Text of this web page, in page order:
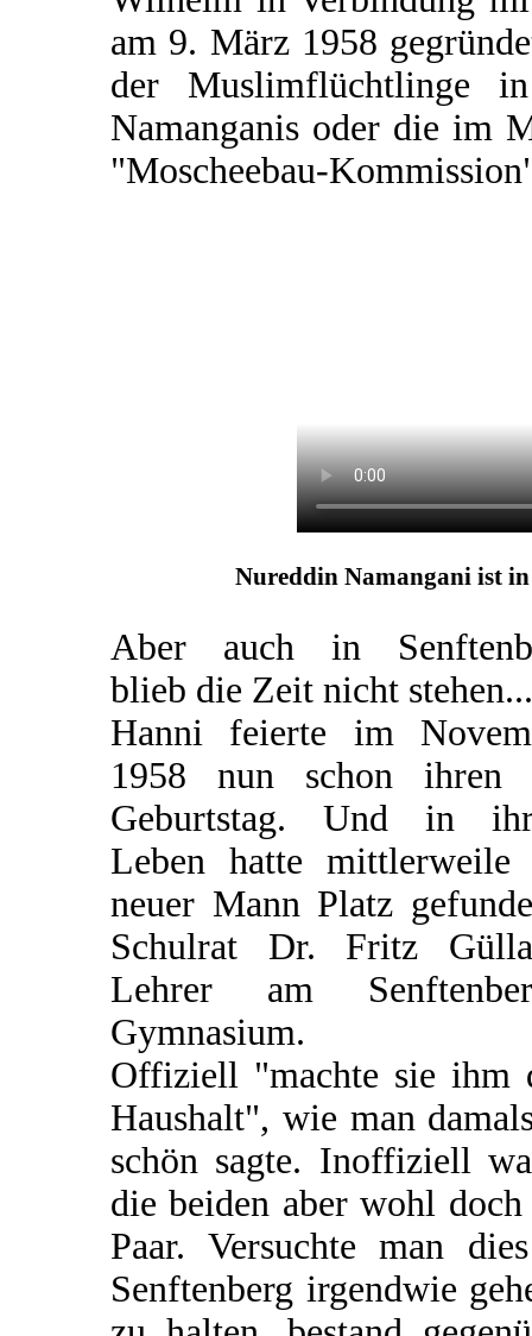
am 9. März 1958
der Muslimflüchtlinge
Namanganis oder die im
"Moscheebau-
Nureddin Namangani ist in
Aber auch in
blieb die Zeit nicht stehen...
Hanni feierte im
1958 nun schon ihren
Geburtstag. Und in
Leben hatte mittlerweile
neuer Mann Platz
Schulrat Dr. Fritz
Lehrer am
Gymnasium.
Offiziell "machte sie ihm
Haushalt", wie man
schön sagte. Inoffiziell
die beiden aber wohl
Paar. Versuchte man
Senftenberg irgendwie